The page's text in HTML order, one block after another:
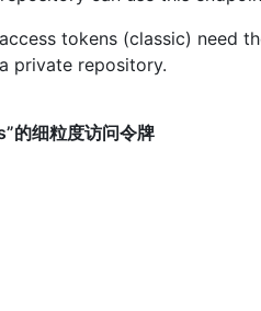
tokens (classic) need
private repository.
的细粒度访问令牌